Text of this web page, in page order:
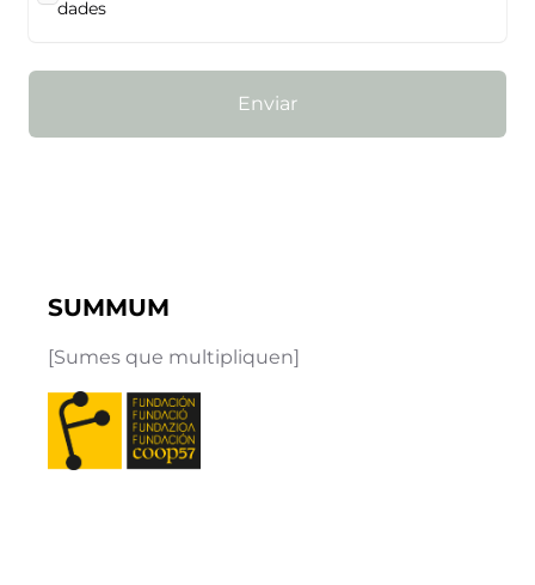
dades
Enviar
SUMMUM
[Sumes que multipliquen]